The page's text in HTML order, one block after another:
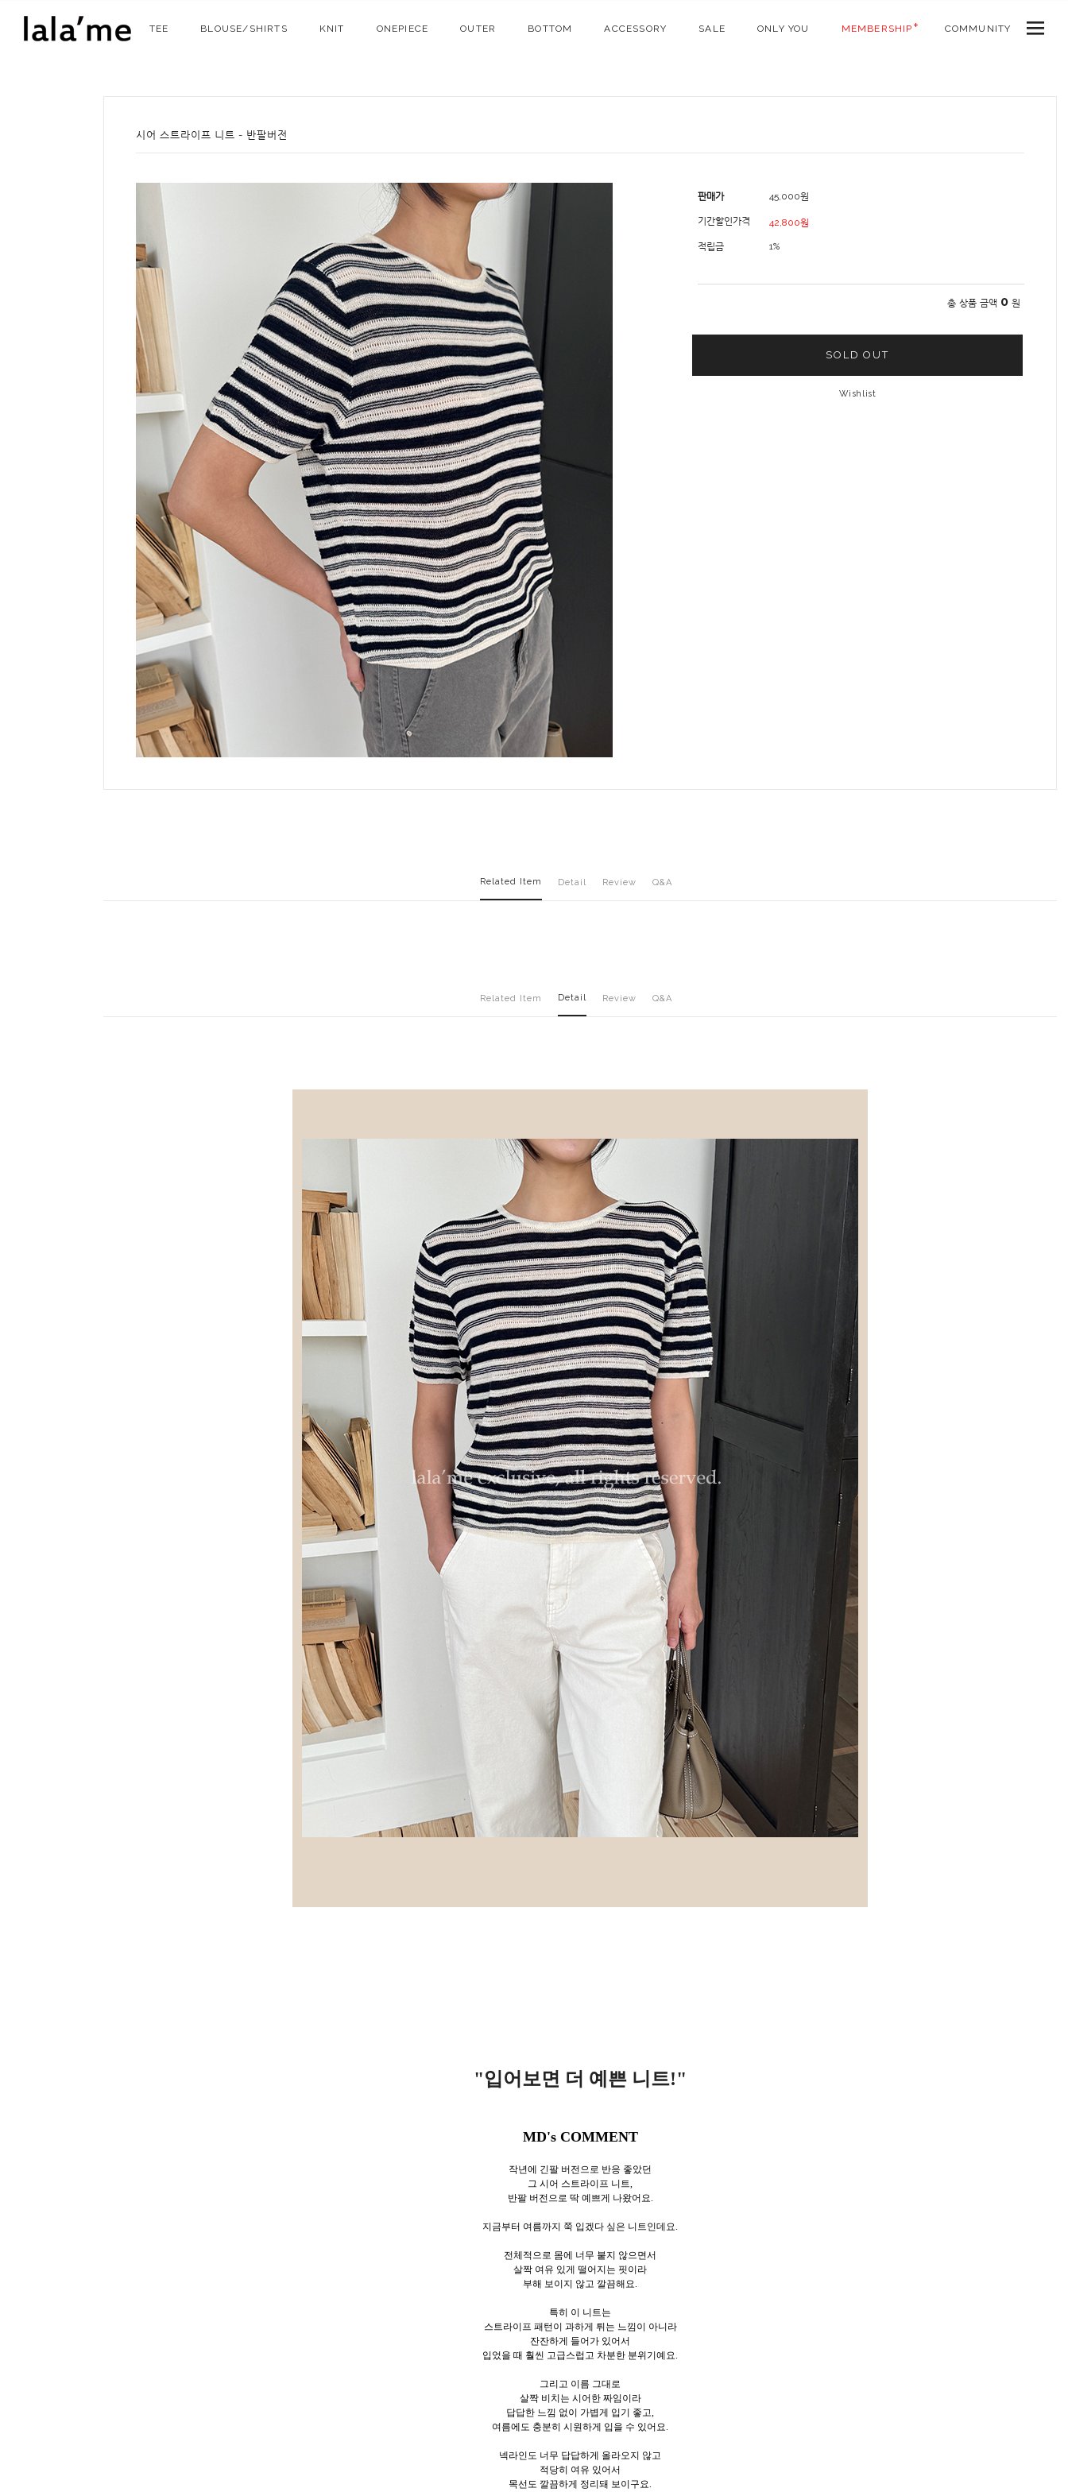
TEE BLOUSE/SHIRTS KNIT ONEPIECE OUTER BOTTOM ACCESSORY SALE ONLY YOU MEMBERSHIP COMMUNITY
시어 스트라이프 니트 - 반팔버전
판매가 45,000원
기간할인가격 42,800원
적립금 1%
총 상품 금액 0 원
SOLD OUT
Wishlist
Related Item Detail Review Q&A
Related Item Detail Review Q&A
"입어보면 더 예쁜 니트!"
MD's COMMENT
작년에 긴팔 버전으로 반응 좋았던
그 시어 스트라이프 니트,
반팔 버전으로 딱 예쁘게 나왔어요.
지금부터 여름까지 쭉 입겠다 싶은 니트인데요.
전체적으로 몸에 너무 붙지 않으면서
살짝 여유 있게 떨어지는 핏이라
부해 보이지 않고 깔끔해요.
특히 이 니트는
스트라이프 패턴이 과하게 튀는 느낌이 아니라
잔잔하게 들어가 있어서
입었을 때 훨씬 고급스럽고 차분한 분위기예요.
그리고 이름 그대로
살짝 비치는 시어한 짜임이라
답답한 느낌 없이 가볍게 입기 좋고,
여름에도 충분히 시원하게 입을 수 있어요.
넥라인도 너무 답답하게 올라오지 않고
적당히 여유 있어서
목선도 깔끔하게 정리돼 보이구요.